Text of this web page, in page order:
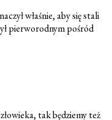
właśnie, aby się stali
pierworodnym pośród
tak będziemy też